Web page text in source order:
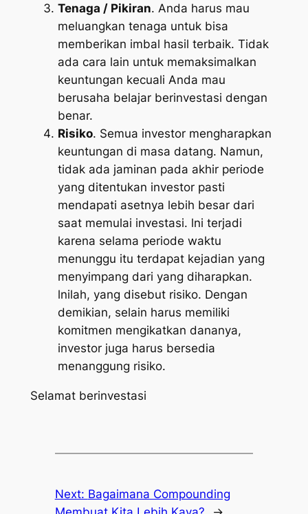
Tenaga / Pikiran. Anda harus mau
meluangkan tenaga untuk bisa
memberikan imbal hasil terbaik. Tidak
ada cara lain untuk memaksimalkan
keuntungan kecuali Anda mau
berusaha belajar berinvestasi dengan
benar.
Risiko. Semua investor mengharapkan
keuntungan di masa datang. Namun,
tidak ada jaminan pada akhir periode
yang ditentukan investor pasti
mendapati asetnya lebih besar dari
saat memulai investasi. lni terjadi
karena selama periode waktu
menunggu itu terdapat kejadian yang
menyimpang dari yang diharapkan.
lnilah, yang disebut risiko. Dengan
demikian, selain harus memiliki
komitmen mengikatkan dananya,
investor juga harus bersedia
menanggung risiko.
Selamat berinvestasi
Next: Bagaimana Compounding